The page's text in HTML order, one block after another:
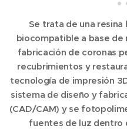
Se trata de una
biocompatible a base de
fabricación de coronas
recubrimientos y
tecnología de impresión
sistema de diseño y
(CAD/CAM) y se
fuentes de luz dentro